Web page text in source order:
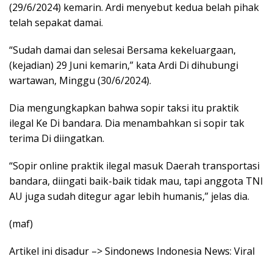
(29/6/2024) kemarin. Ardi menyebut kedua belah pihak
telah sepakat damai.
“Sudah damai dan selesai Bersama kekeluargaan,
(kejadian) 29 Juni kemarin,” kata Ardi Di dihubungi
wartawan, Minggu (30/6/2024).
Dia mengungkapkan bahwa sopir taksi itu praktik
ilegal Ke Di bandara. Dia menambahkan si sopir tak
terima Di diingatkan.
“Sopir online praktik ilegal masuk Daerah transportasi
bandara, diingati baik-baik tidak mau, tapi anggota TNI
AU juga sudah ditegur agar lebih humanis,” jelas dia.
(maf)
Artikel ini disadur –> Sindonews Indonesia News: Viral